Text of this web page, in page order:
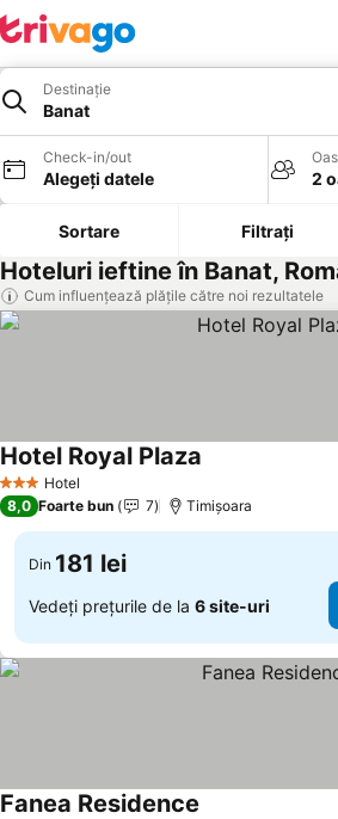
Destinație
Banat
Check-in/out
Alegeți datele 2
Sortare Filtrați
Hoteluri ieftine în Banat,
Cum influențează plățile către noi rezultatele
3 SteleHotel
Hotel Royal Plaza
8,0 Foarte bun 7 Timișoara
Din 181 lei
Vedeți prețurile de la 6 site-uri
Fanea Residence